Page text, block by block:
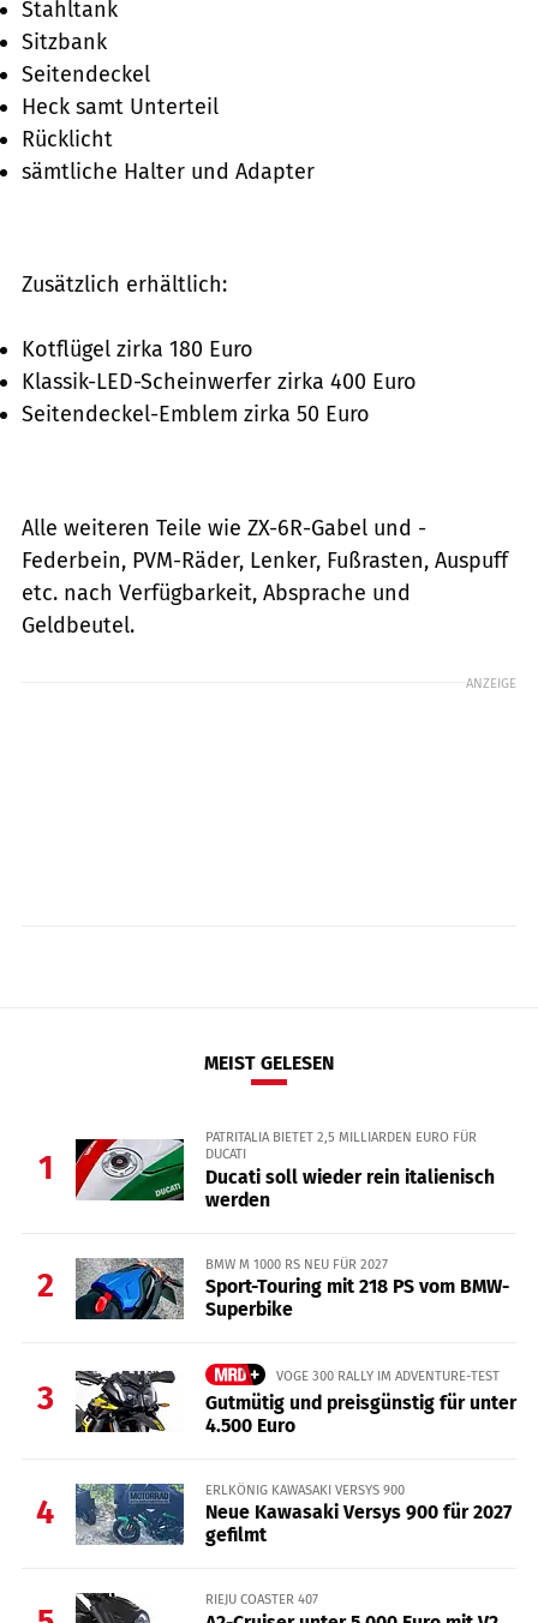
Stahltank
Sitzbank
Seitendeckel
Heck samt Unterteil
Rücklicht
sämtliche Halter und Adapter
Zusätzlich erhältlich:
Kotflügel zirka 180 Euro
Klassik-LED-Scheinwerfer zirka 400 Euro
Seitendeckel-Emblem zirka 50 Euro
Alle weiteren Teile wie ZX-6R-Gabel und -
Federbein, PVM-Räder, Lenker, Fußrasten, Auspuff
etc. nach Verfügbarkeit, Absprache und
Geldbeutel.
ANZEIGE
MEIST GELESEN
1
PATRITALIA BIETET 2,5 MILLIARDEN EURO FÜR
DUCATI
Ducati soll wieder rein italienisch
werden
2
BMW M 1000 RS NEU FÜR 2027
Sport-Touring mit 218 PS vom BMW-
Superbike
3
VOGE 300 RALLY IM ADVENTURE-TEST
Gutmütig und preisgünstig für unter
4.500 Euro
4
ERLKÖNIG KAWASAKI VERSYS 900
Neue Kawasaki Versys 900 für 2027
gefilmt
RIEJU COASTER 407